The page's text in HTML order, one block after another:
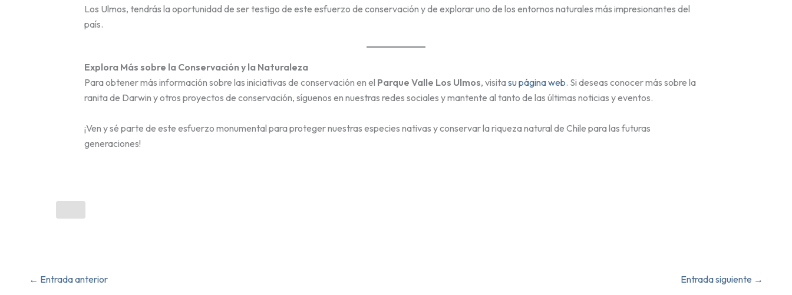
Los Ulmos, tendrás la oportunidad de ser testigo de este esfuerzo de conservación y de explorar uno de los entornos naturales más impresionantes del
país.
Explora Más sobre la Conservación y la Naturaleza
Para obtener más información sobre las iniciativas de conservación en el Parque Valle Los Ulmos, visitasu página web. Si deseas conocer más sobre la
ranita de Darwin y otros proyectos de conservación, síguenos en nuestras redes sociales y mantente al tanto de las últimas noticias y eventos.
¡Ven y sé parte de este esfuerzo monumental para proteger nuestras especies nativas y conservar la riqueza natural de Chile para las futuras
generaciones!
← Entrada anterior Entrada siguiente →